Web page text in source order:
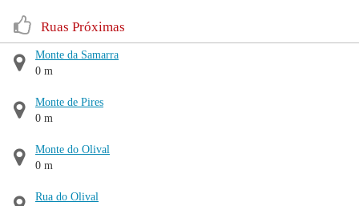
Ruas Próximas
Monte da Samarra
0 m
Monte de Pires
0 m
Monte do Olival
0 m
Rua do Olival